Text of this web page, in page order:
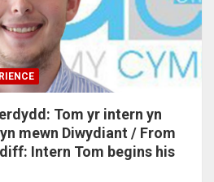
Tom yr intern yn
mewn Diwydiant / From
Intern Tom begins his